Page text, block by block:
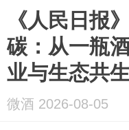
《人民日报
碳：从一瓶
业与生态共
微酒 2026-08-05